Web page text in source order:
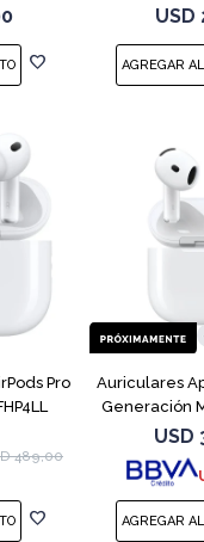
USD
Pro
489,00
Auriculares
Generación
USD